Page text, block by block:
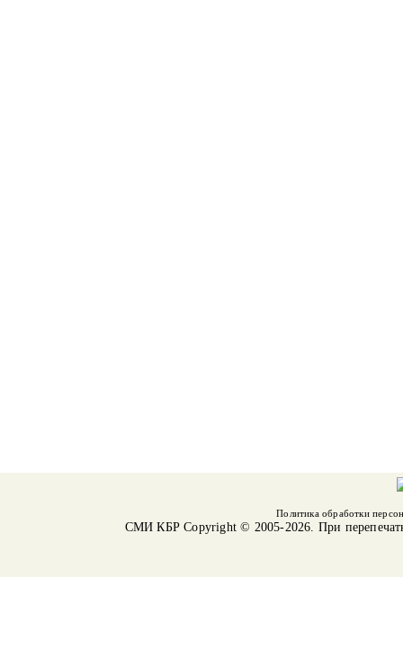
Политика обработки
СМИ КБРCopyright © 2005-2026. При